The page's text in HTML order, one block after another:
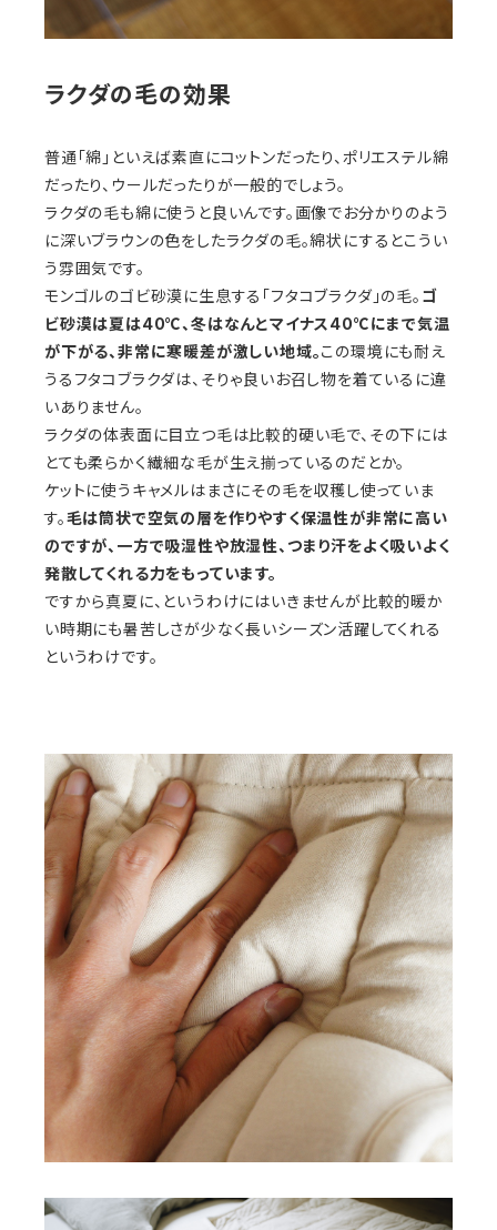
ラクダの毛の効果
普通「綿」といえば素直にコットンだったり、ポリエステル綿
だったり、ウールだったりが一般的でしょう。
ラクダの毛も綿に使うと良いんです。画像でお分かりのよう
に深いブラウンの色をしたラクダの毛。綿状にするとこうい
う雰囲気です。
モンゴルのゴビ砂漠に生息する「フタコブラクダ」の毛。 ゴ
ビ砂漠は夏は40℃、冬はなんとマイナス40℃にまで気温
が下がる、非常に寒暖差が激しい地域。この環境にも耐え
うるフタコブラクダは、そりゃ良いお召し物を着ているに違
いありません。
ラクダの体表面に目立つ毛は比較的硬い毛で、その下には
とても柔らかく繊細な毛が生え揃っているのだとか。
ケットに使うキャメルはまさにその毛を収穫し使っていま
す。毛は筒状で空気の層を作りやすく保温性が非常に高い
のですが、一方で吸湿性や放湿性、つまり汗をよく吸いよく
発散してくれる力をもっています。
ですから真夏に、というわけにはいきませんが比較的暖か
い時期にも暑苦しさが少なく長いシーズン活躍してくれる
というわけです。